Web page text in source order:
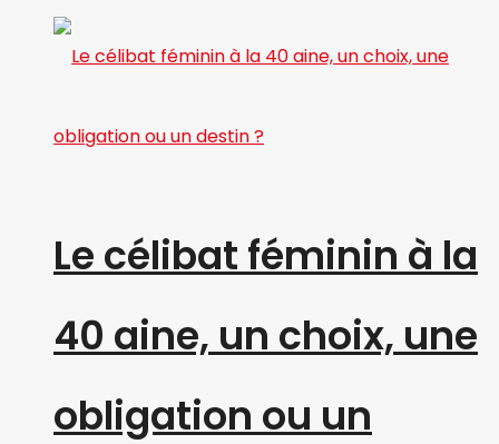
Le célibat féminin à la
40 aine, un choix, une
obligation ou un